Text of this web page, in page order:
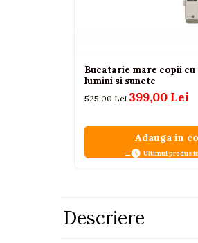
Fotolii gonflabile
Jocuri de indemanare
Jucarii educative din lemn
Bucatarie mare copii cu
lumini si sunete
525,00 Lei399,00 Lei
Adauga in
Ultimul produs
Descriere